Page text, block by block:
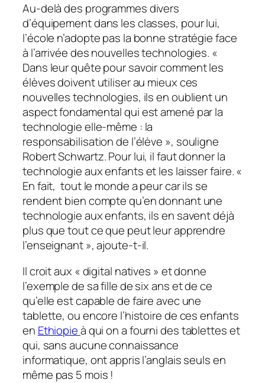
Au-delà des programmes divers
d’équipement dans les classes, pour lui,
l’école n’adopte pas la bonne stratégie face
à l’arrivée des nouvelles technologies. «
Dans leur quête pour savoir comment les
élèves doivent utiliser au mieux ces
nouvelles technologies, ils en oublient un
aspect fondamental qui est amené par la
technologie elle-même : la
responsabilisation de l’élève », souligne
Robert Schwartz. Pour lui, il faut donner la
technologie aux enfants et les laisser faire. «
En fait, tout le monde a peur car ils se
rendent bien compte qu’en donnant une
technologie aux enfants, ils en savent déjà
plus que tout ce que peut leur apprendre
l’enseignant», ajoute-t-il.
Il croit aux «digital natives » et donne
l’exemple de sa fille de six ans et de ce
qu’elle est capable de faire avec une
tablette, ou encore l’histoire de ces enfants
en Ethiopieà qui on a fourni des tablettes et
qui, sans aucune connaissance
informatique, ont appris l’anglais seuls en
même pas 5 mois !